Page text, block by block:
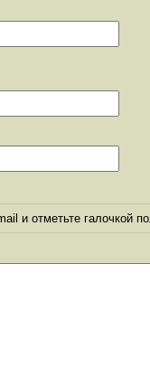
и отметьте галочкой